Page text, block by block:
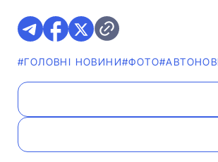
#ГОЛОВНІ НОВИНИ#ФОТО